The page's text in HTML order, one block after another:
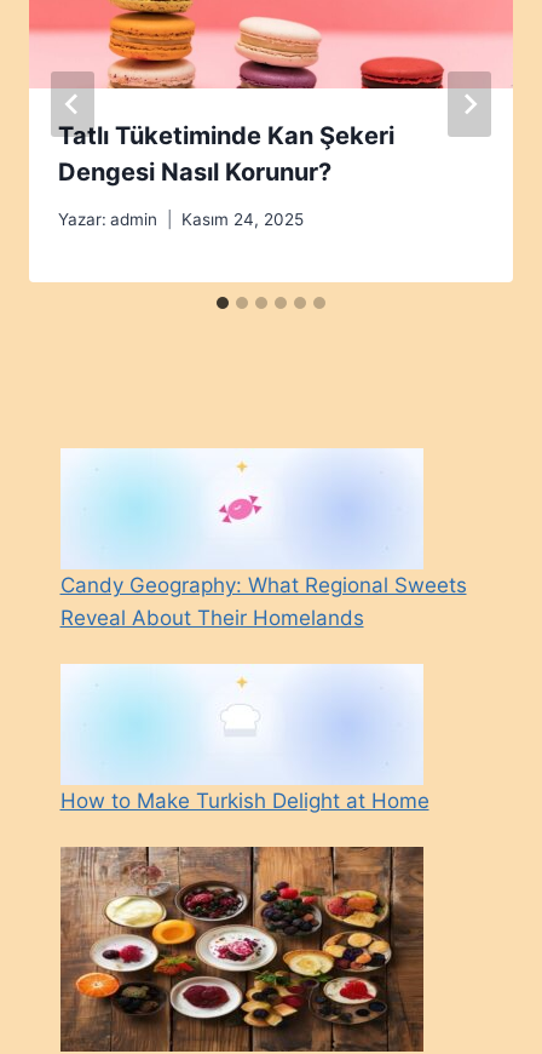
Tatlı Tüketiminde Kan Şekeri
Dengesi Nasıl Korunur?
Yazar: admin Kasım 24, 2025
Candy Geography: What Regional Sweets
Reveal About Their Homelands
How to Make Turkish Delight at Home